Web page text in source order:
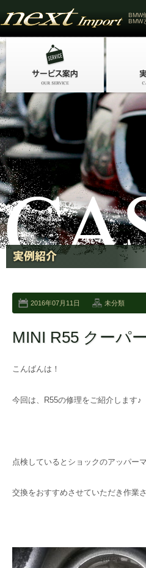
BMW
BMW
2016年07月11日 未分類
MINI R55 クー
こんばんは！
今回は、R55の修理をご紹介します♪
点検しているとショックのアッパー
交換をおすすめさせていただき作業